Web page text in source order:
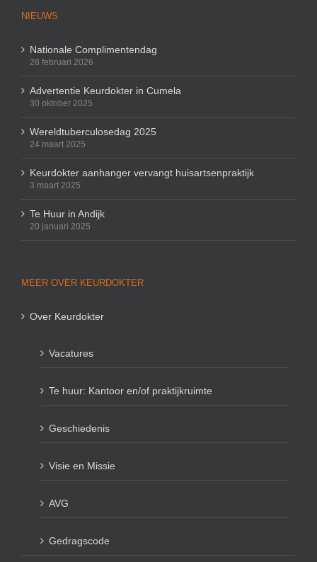
NIEUWS
Nationale Complimentendag
28 februari 2026
Advertentie Keurdokter in Cumela
30 oktober 2025
Wereldtuberculosedag 2025
24 maart 2025
Keurdokter aanhanger vervangt huisartsenpraktijk
3 maart 2025
Te Huur in Andijk
20 januari 2025
MEER OVER KEURDOKTER
Over Keurdokter
Vacatures
Te huur: Kantoor en/of praktijkruimte
Geschiedenis
Visie en Missie
AVG
Gedragscode